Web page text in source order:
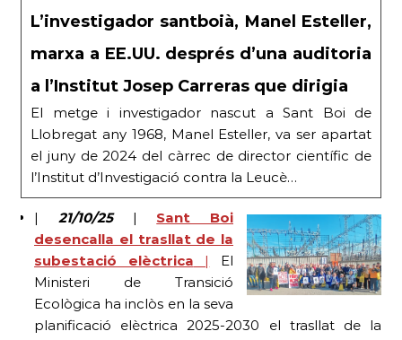
L’investigador santboià, Manel Esteller,
marxa a EE.UU. després d’una auditoria
a l’Institut Josep Carreras que dirigia
El metge i investigador nascut a Sant Boi de
Llobregat any 1968, Manel Esteller, va ser apartat
el juny de 2024 del càrrec de director científic de
l’Institut d’Investigació contra la Leucè…
| 21/10/25| Sant Boi
desencalla el trasllat de la
subestació elèctrica |
El
Ministeri de Transició
Ecològica ha inclòs en la seva
planificació elèctrica 2025-2030 el trasllat de la